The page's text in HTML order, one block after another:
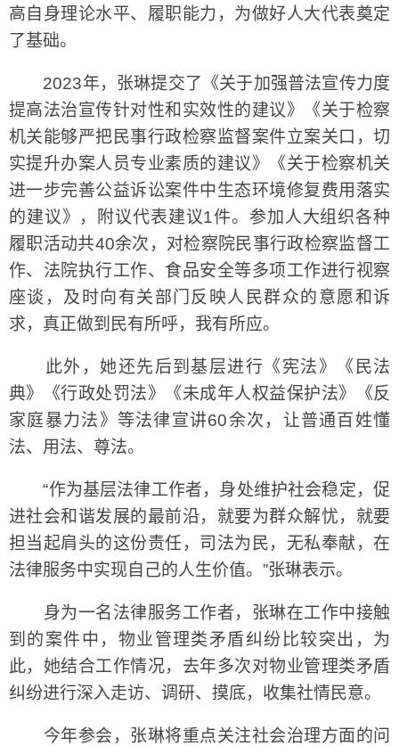
高自身理论水平、履职能力，为做好人大代表奠定
了基础。
2023年，张琳提交了《关于加强普法宣传力度
提高法治宣传针对性和实效性的建议》《关于检察
机关能够严把民事行政检察监督案件立案关口，切
实提升办案人员专业素质的建议》《关于检察机关
进一步完善公益诉讼案件中生态环境修复费用落实
的建议》，附议代表建议1件。参加人大组织各种
履职活动共40余次，对检察院民事行政检察监督工
作、法院执行工作、食品安全等多项工作进行视察
座谈，及时向有关部门反映人民群众的意愿和诉
求，真正做到民有所呼，我有所应。
此外，她还先后到基层进行《宪法》《民法
典》《行政处罚法》《未成年人权益保护法》《反
家庭暴力法》等法律宣讲60余次，让普通百姓懂
法、用法、尊法。
“作为基层法律工作者，身处维护社会稳定，促
进社会和谐发展的最前沿，就要为群众解忧，就要
担当起肩头的这份责任，司法为民，无私奉献，在
法律服务中实现自己的人生价值。”张琳表示。
身为一名法律服务工作者，张琳在工作中接触
到的案件中，物业管理类矛盾纠纷比较突出，为
此，她结合工作情况，去年多次对物业管理类矛盾
纠纷进行深入走访、调研、摸底，收集社情民意。
今年参会，张琳将重点关注社会治理方面的问